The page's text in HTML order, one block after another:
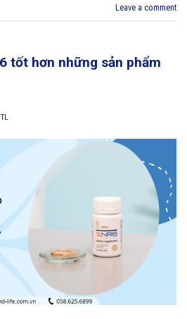
Leave a comment
tốt hơn những sản phẩm